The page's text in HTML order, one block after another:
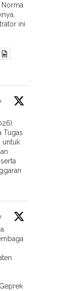
Gelar Audiensi
Di Balai
Norma
ini
Tugas
untuk